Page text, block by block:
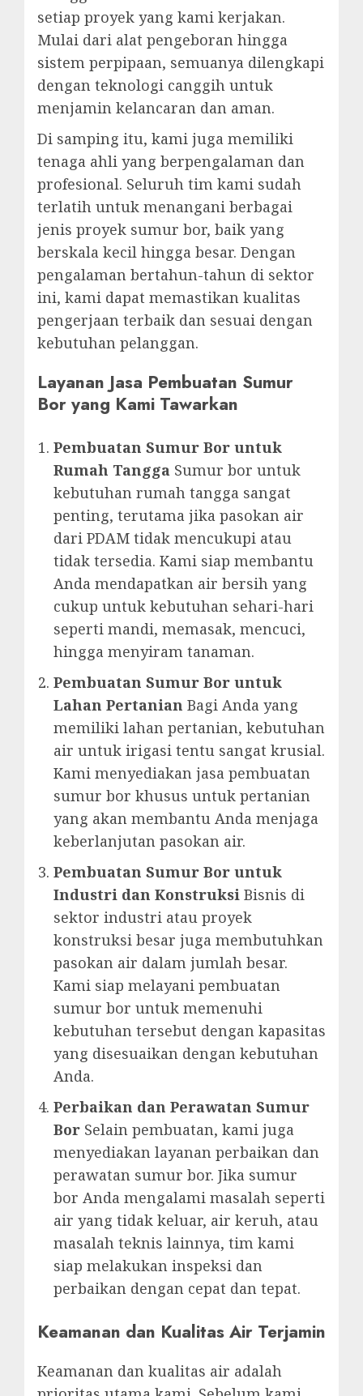
setiap proyek yang kami kerjakan.
Mulai dari alat pengeboran hingga
sistem perpipaan, semuanya dilengkapi
dengan teknologi canggih untuk
menjamin kelancaran dan aman.
Di samping itu, kami juga memiliki
tenaga ahli yang berpengalaman dan
profesional. Seluruh tim kami sudah
terlatih untuk menangani berbagai
jenis proyek sumur bor, baik yang
berskala kecil hingga besar. Dengan
pengalaman bertahun-tahun di sektor
ini, kami dapat memastikan kualitas
pengerjaan terbaik dan sesuai dengan
kebutuhan pelanggan.
Layanan Jasa Pembuatan Sumur
Bor yang Kami Tawarkan
Pembuatan Sumur Bor untuk
Rumah Tangga Sumur bor untuk
kebutuhan rumah tangga sangat
penting, terutama jika pasokan air
dari PDAM tidak mencukupi atau
tidak tersedia. Kami siap membantu
Anda mendapatkan air bersih yang
cukup untuk kebutuhan sehari-hari
seperti mandi, memasak, mencuci,
hingga menyiram tanaman.
Pembuatan Sumur Bor untuk
Lahan Pertanian Bagi Anda yang
memiliki lahan pertanian, kebutuhan
air untuk irigasi tentu sangat krusial.
Kami menyediakan jasa pembuatan
sumur bor khusus untuk pertanian
yang akan membantu Anda menjaga
keberlanjutan pasokan air.
Pembuatan Sumur Bor untuk
Industri dan Konstruksi Bisnis di
sektor industri atau proyek
konstruksi besar juga membutuhkan
pasokan air dalam jumlah besar.
Kami siap melayani pembuatan
sumur bor untuk memenuhi
kebutuhan tersebut dengan kapasitas
yang disesuaikan dengan kebutuhan
Anda.
Perbaikan dan Perawatan Sumur
Bor Selain pembuatan, kami juga
menyediakan layanan perbaikan dan
perawatan sumur bor. Jika sumur
bor Anda mengalami masalah seperti
air yang tidak keluar, air keruh, atau
masalah teknis lainnya, tim kami
siap melakukan inspeksi dan
perbaikan dengan cepat dan tepat.
Keamanan dan Kualitas Air Terjamin
Keamanan dan kualitas air adalah